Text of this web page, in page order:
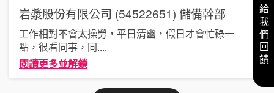
岩漿股份有限公司 (54522651) 儲備幹部
工作相對不會太操勞，平日清幽，假日才會忙碌一
點，很看同事，同....
閱讀更多並解鎖
給我們回饋